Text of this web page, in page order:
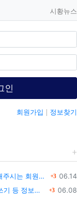
시황뉴스
인
회원가입 정보찾기
등록
06.14
추가 포인트 쏩니다!! 3댓글
등록일
06.08
남기고 기프티콘 받자! 3댓글